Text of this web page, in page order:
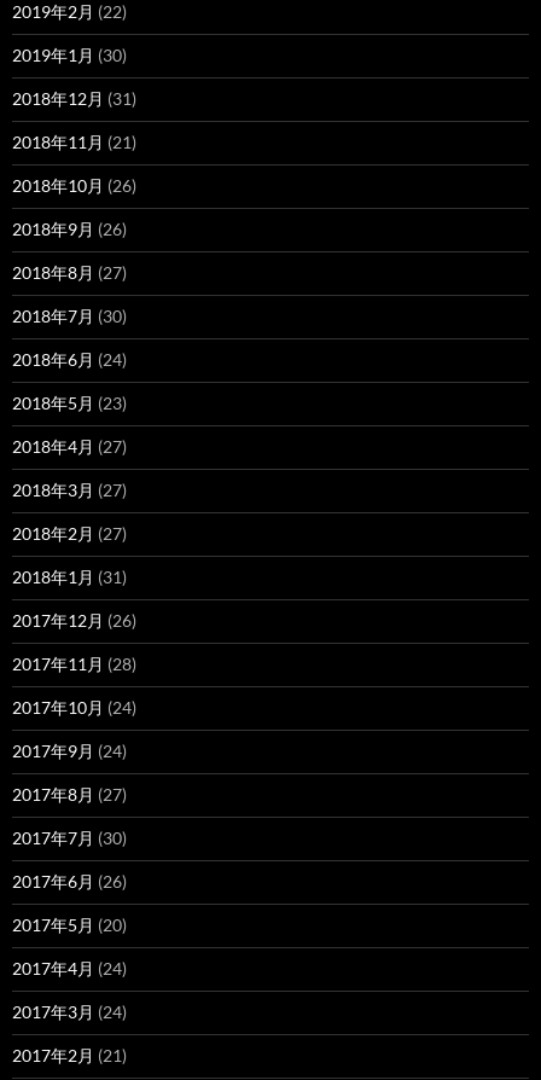
2019年2月 (22)
2019年1月 (30)
2018年12月 (31)
2018年11月 (21)
2018年10月 (26)
2018年9月 (26)
2018年8月 (27)
2018年7月 (30)
2018年6月 (24)
2018年5月 (23)
2018年4月 (27)
2018年3月 (27)
2018年2月 (27)
2018年1月 (31)
2017年12月 (26)
2017年11月 (28)
2017年10月 (24)
2017年9月 (24)
2017年8月 (27)
2017年7月 (30)
2017年6月 (26)
2017年5月 (20)
2017年4月 (24)
2017年3月 (24)
2017年2月 (21)